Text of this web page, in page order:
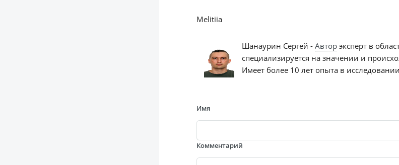
Melitiia
Шанаурин Сергей - Авторэксперт в
специализируется на значении и
Имеет более 10 лет опыта в
Имя
Комментарий